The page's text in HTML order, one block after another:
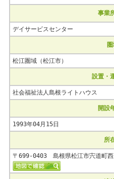
事業
デイサービスセンター
松江圏域（松江市）
設置・
社会福祉法人島根ライトハウス
開設
1993年04月15日
所
〒699-0403 島根県松江市宍道町